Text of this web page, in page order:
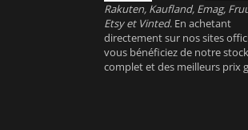
Rakuten, Kaufland, Emag,
Etsy et Vinted. En achetant
directement sur nos sites
vous bénéficiez de notre stock
complet et des meilleurs prix